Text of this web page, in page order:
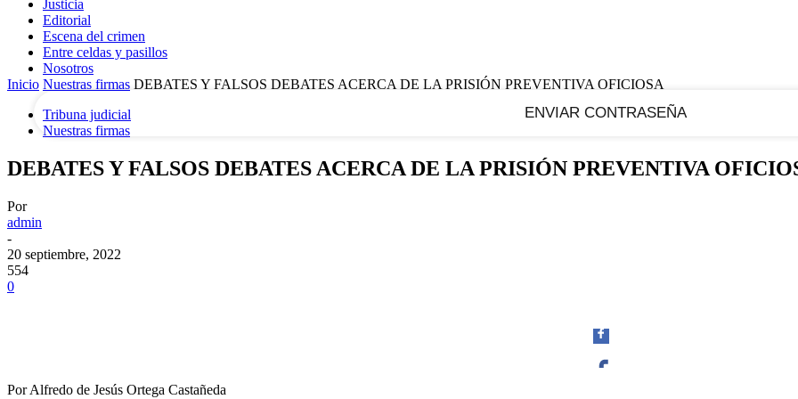
Justicia
Editorial
Escena del crimen
Entre celdas y pasillos
Nosotros
Inicio Nuestras firmas DEBATES Y FALSOS DEBATES ACERCA DE LA PRISIÓN PREVENTIVA OFICIOSA
Tribuna judicial
Nuestras firmas
DEBATES Y FALSOS DEBATES ACERCA DE LA PRISIÓN PREVENTIVA
Por
admin
-
20 septiembre, 2022
554
0
Por Alfredo de Jesús Ortega Castañeda